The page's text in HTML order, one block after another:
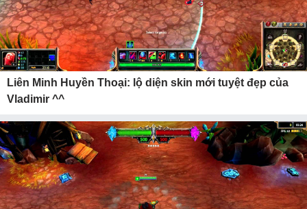
Liên Minh Huyền Thoại: lộ diện skin mới tuyệt đẹp của
Vladimir ^^